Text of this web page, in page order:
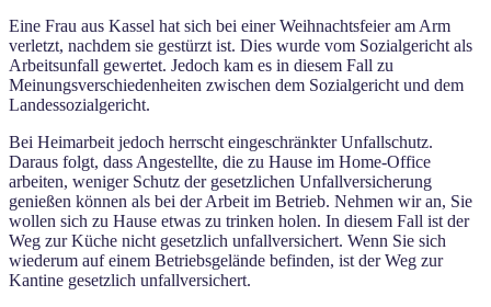
Eine Frau aus Kassel hat sich bei einer Weihnachtsfeier am Arm
verletzt, nachdem sie gestürzt ist. Dies wurde vom Sozialgericht als
Arbeitsunfall gewertet. Jedoch kam es in diesem Fall zu
Meinungsverschiedenheiten zwischen dem Sozialgericht und dem
Landessozialgericht.
Bei Heimarbeit jedoch herrscht eingeschränkter Unfallschutz.
Daraus folgt, dass Angestellte, die zu Hause im Home-Office
arbeiten, weniger Schutz der gesetzlichen Unfallversicherung
genießen können als bei der Arbeit im Betrieb. Nehmen wir an, Sie
wollen sich zu Hause etwas zu trinken holen. In diesem Fall ist der
Weg zur Küche nicht gesetzlich unfallversichert. Wenn Sie sich
wiederum auf einem Betriebsgelände befinden, ist der Weg zur
Kantine gesetzlich unfallversichert.